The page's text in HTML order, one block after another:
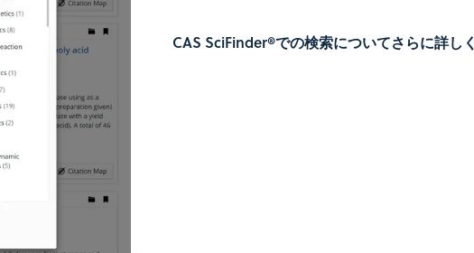
CAS SciFinder®での検索についてさらに詳しく